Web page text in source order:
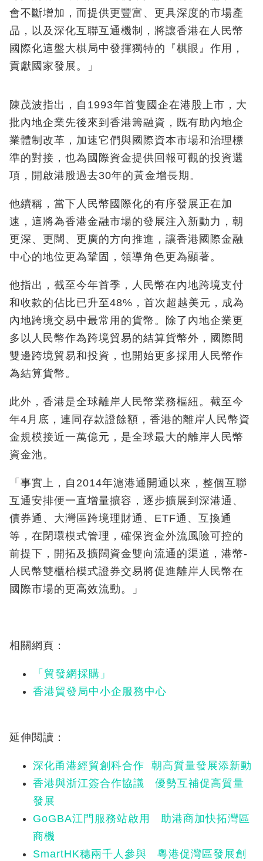
會不斷增加，而提供更豐富、更具深度的市場產
品，以及深化互聯互通機制，將讓香港在人民幣
國際化這盤大棋局中發揮獨特的『棋眼』作用，
貢獻國家發展。」
陳茂波指出，自1993年首隻國企在港股上市，大
批內地企業先後來到香港籌融資，既有助內地企
業體制改革，加速它們與國際資本市場和治理標
準的對接，也為國際資金提供回報可觀的投資選
項，開啟港股過去30年的黃金增長期。
他續稱，當下人民幣國際化的有序發展正在加
速，這將為香港金融市場的發展注入新動力，朝
更深、更闊、更廣的方向推進，讓香港國際金融
中心的地位更為鞏固，領導角色更為顯著。
他指出，截至今年首季，人民幣在內地跨境支付
和收款的佔比已升至48%，首次超越美元，成為
內地跨境交易中最常用的貨幣。除了內地企業更
多以人民幣作為跨境貿易的結算貨幣外，國際間
雙邊跨境貿易和投資，也開始更多採用人民幣作
為結算貨幣。
此外，香港是全球離岸人民幣業務樞紐。截至今
年4月底，連同存款證餘額，香港的離岸人民幣資
金規模接近一萬億元，是全球最大的離岸人民幣
資金池。
「事實上，自2014年滬港通開通以來，整個互聯
互通安排便一直增量擴容，逐步擴展到深港通、
債券通、大灣區跨境理財通、ETF通、互換通
等，在閉環模式管理，確保資金外流風險可控的
前提下，開拓及擴闊資金雙向流通的渠道，港幣-
人民幣雙櫃枱模式證券交易將促進離岸人民幣在
國際市場的更高效流動。」
相關網頁：
「貿發網採購 」
香港貿發局中小企服務中心
延伸閱讀：
深化甬港經貿創科合作 朝高質量發展添新動
香港與浙江簽合作協議 優勢互補促高質量
發展
GoGBA江門服務站啟用 助港商加快拓灣區
商機
SmartHK穗兩千人參與 粵港促灣區發展創